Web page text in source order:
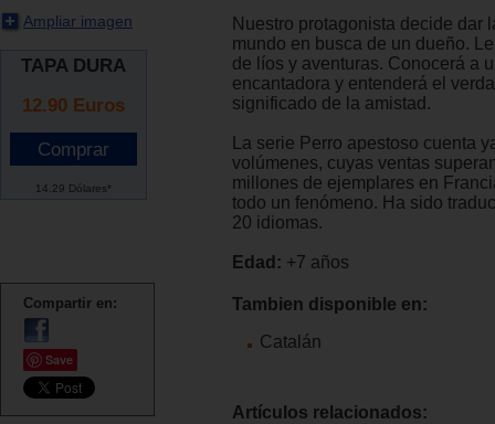
Ampliar imagen
TAPA DURA
12.90 Euros
14.29 Dólares*
Compartir en:
Save
Nuestro protagonista decide dar
mundo en busca de un dueño.
de líos y aventuras. Conocerá a
encantadora y entenderá el
significado de la amistad.
La serie Perro apestoso cuenta
volúmenes, cuyas ventas
millones de ejemplares en
todo un fenómeno. Ha sido
20 idiomas.
Edad: +7 años
Tambien disponible en:
Catalán
Artículos relacionados: